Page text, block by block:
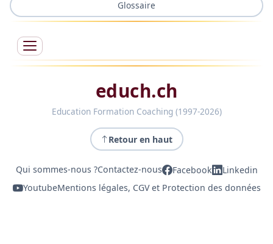
Glossaire
educh.ch
Education Formation Coaching (1997-2026)
Retour en haut
Qui sommes-nous ?Contactez-nous Facebook
Linkedin
YoutubeMentions légales, CGV et Protection des données